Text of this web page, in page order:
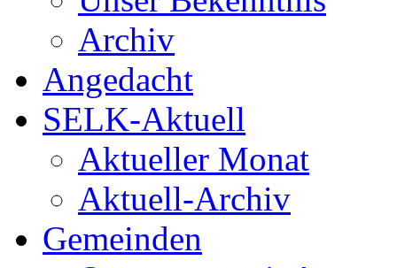
Archiv
Angedacht
SELK-Aktuell
Aktueller Monat
Aktuell-Archiv
Gemeinden